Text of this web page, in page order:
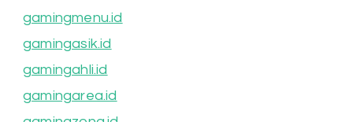
gamingmenu.id
gamingasik.id
gamingahli.id
gamingarea.id